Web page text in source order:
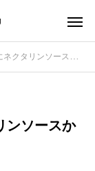
リンソースかけたやつ
ンソースか